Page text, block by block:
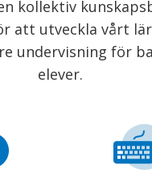
kollektiv
att utveckla vårt
undervisning för
elever.